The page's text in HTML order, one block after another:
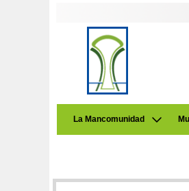
La Mancomunidad